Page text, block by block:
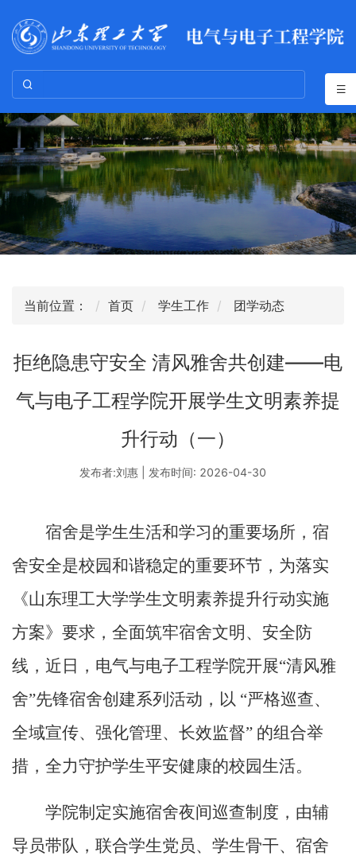
当前位置： 首页 学生工作 团学动态
拒绝隐患守安全 清风雅舍共创建——电
气与电子工程学院开展学生文明素养提
升行动（一）
发布者:刘惠 | 发布时间: 2026-04-30
宿舍是学生生活和学习的重要场所，宿
舍安全是校园和谐稳定的重要环节，为落实
《山东理工大学学生文明素养提升行动实施
方案》要求，全面筑牢宿舍文明、安全防
线，近日，电气与电子工程学院开展“清风雅
舍”先锋宿舍创建系列活动，以 “严格巡查、
全域宣传、强化管理、长效监督” 的组合举
措，全力守护学生平安健康的校园生活。
学院制定实施宿舍夜间巡查制度，由辅
导员带队，联合学生党员、学生骨干、宿舍